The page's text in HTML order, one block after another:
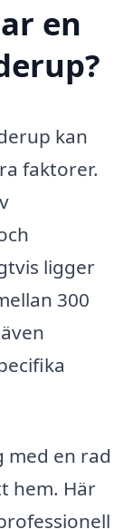
en
kan
faktorer.
ligger
300
med en rad
hem. Här